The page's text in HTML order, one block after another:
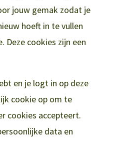
jouw gemak zodat je
hoeft in te vullen
Deze cookies zijn een
en je logt in op deze
cookie op om te
cookies accepteert.
data en